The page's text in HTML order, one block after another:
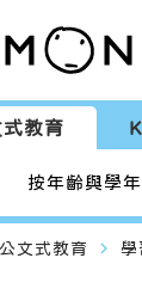
式教育
按年齡與學
公文式教育 navigate_next 學